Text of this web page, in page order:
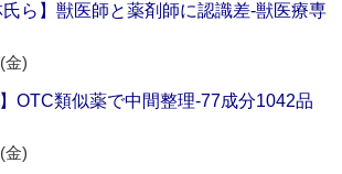
氏ら】獣医師と薬剤師に認識差‐獣医療専
金)
OTC類似薬で中間整理‐77成分1042品
金)